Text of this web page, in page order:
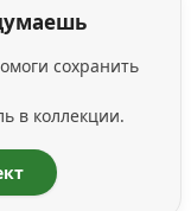
сохранить
в коллекции.